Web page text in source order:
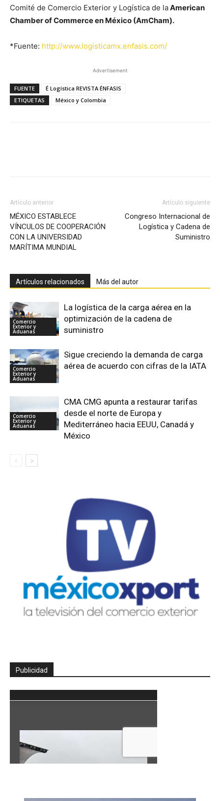
Comité de Comercio Exterior y Logística de laAmerican
Chamber of Commerce en México (AmCham).
*Fuente: http://www.logisticamx.enfasis.com/
Advertisement
FUENTE
É Logística REVISTA ÉNFASIS
ETIQUETAS
México y Colombia
Artículo anterior
MÉXICO ESTABLECE
VÍNCULOS DE COOPERACIÓN
CON LA UNIVERSIDAD
MARÍTIMA MUNDIAL
Artículo siguiente
Congreso Internacional de
Logística y Cadena de
Suministro
Artículos relacionados Más del autor
Comercio
Exterior y
Aduanas
La logística de la carga aérea en la
optimización de la cadena de
suministro
Comercio
Exterior y
Aduanas
Sigue creciendo la demanda de carga
aérea de acuerdo con cifras de la IATA
Comercio
Exterior y
Aduanas
CMA CMG apunta a restaurar tarifas
desde el norte de Europa y
Mediterráneo hacia EEUU, Canadá y
México
Publicidad